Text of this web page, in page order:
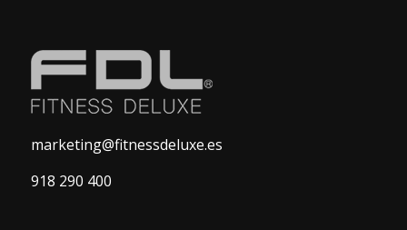
marketing@fitnessdeluxe.es
918 290 400